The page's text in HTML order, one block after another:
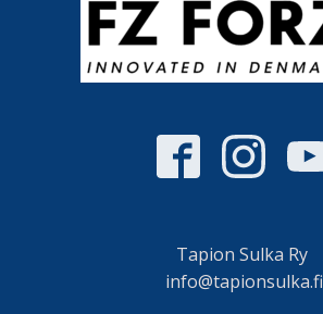
Tapion Sulka Ry
info@tapionsulka.fi